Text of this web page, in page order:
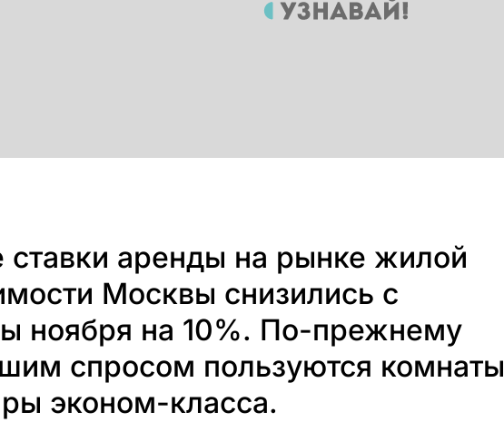
ставки аренды на рынке жилой
Москвы снизились с
ноября на 10%. По-прежнему
спросом пользуются комнаты
эконом-класса.